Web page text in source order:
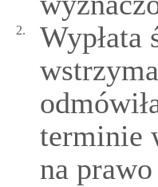
2.
Wypłata
terminie
na